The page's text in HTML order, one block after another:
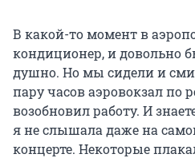
В какой-то момент в
кондиционер, и довольно
душно. Но мы сидели и
пару часов аэровокзал
возобновил работу. И
я не слышала даже на
концерте. Некоторые